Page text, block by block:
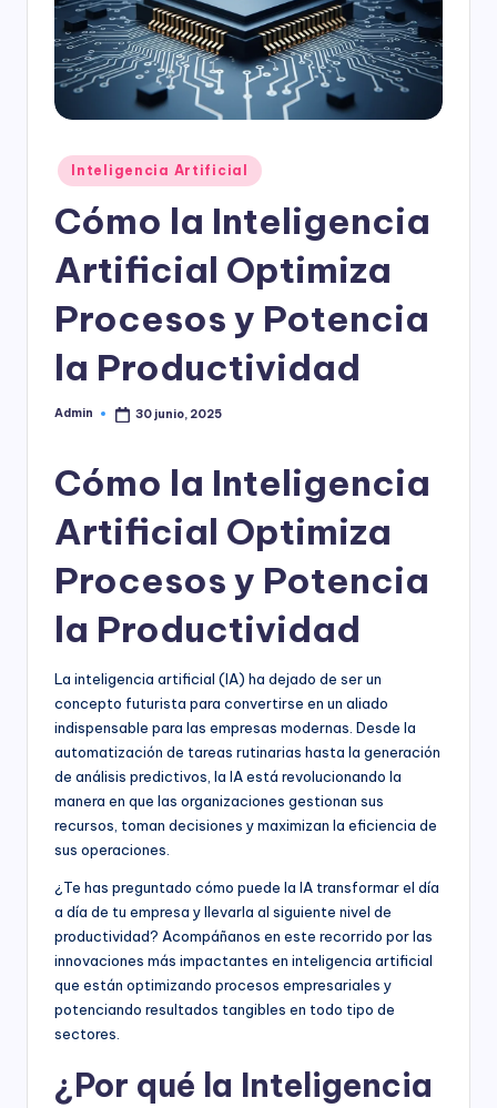
o
Publicado
en
Inteligencia Artificial
Cómo la Inteligencia
Artificial Optimiza
Procesos y Potencia
la Productividad
Publicado
Admin 30 junio, 2025
Cómo la Inteligencia
Artificial Optimiza
Procesos y Potencia
la Productividad
La inteligencia artificial (IA) ha dejado de ser un
concepto futurista para convertirse en un aliado
indispensable para las empresas modernas. Desde la
automatización de tareas rutinarias hasta la generación
de análisis predictivos, la IA está revolucionando la
manera en que las organizaciones gestionan sus
recursos, toman decisiones y maximizan la eficiencia de
sus operaciones.
¿Te has preguntado cómo puede la IA transformar el día
a día de tu empresa y llevarla al siguiente nivel de
productividad? Acompáñanos en este recorrido por las
innovaciones más impactantes en inteligencia artificial
que están optimizando procesos empresariales y
potenciando resultados tangibles en todo tipo de
sectores.
¿Por qué la Inteligencia